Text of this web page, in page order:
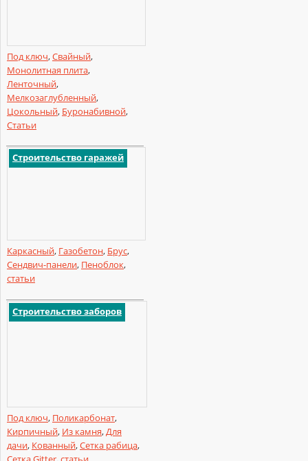
Под ключ,Свайный,
Монолитная плита,
Ленточный,
Мелкозаглубленный,
Цокольный, Буронабивной,
Статьи
Строительство гаражей
Каркасный, Газобетон, Брус,
Сендвич-панели, Пеноблок,
статьи
Строительство заборов
Под ключ, Поликарбонат,
Кирпичный, Из камня,Для
дачи, Кованный,Сетка рабица,